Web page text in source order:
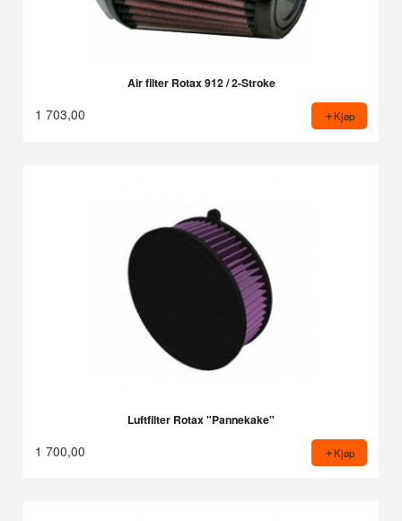
Air filter Rotax 912 / 2-Stroke
1 703,00 Kjøp
Luftfilter Rotax "Pannekake"
1 700,00 Kjøp